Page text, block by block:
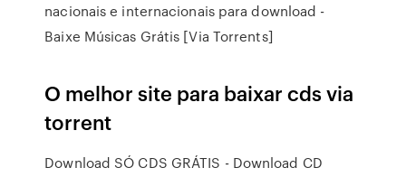
nacionais e internacionais para download -
Baixe Músicas Grátis [Via Torrents]
O melhor site para baixar cds via
torrent
Download SÓ CDS GRÁTIS - Download CD